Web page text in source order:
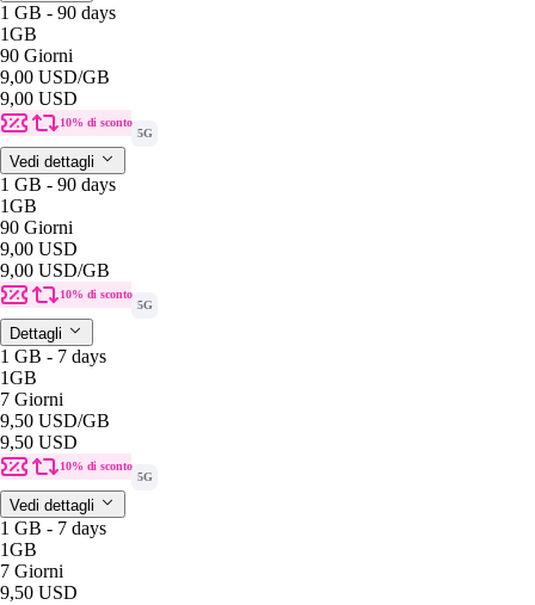
1 GB - 90 days
1GB
90 Giorni
9,00 USD/GB
9,00 USD
10% di sconto
5G
Vedi dettagli
1 GB - 90 days
1GB
90 Giorni
9,00 USD
9,00 USD/GB
10% di sconto
5G
Dettagli
1 GB - 7 days
1GB
7 Giorni
9,50 USD/GB
9,50 USD
10% di sconto
5G
Vedi dettagli
1 GB - 7 days
1GB
7 Giorni
9,50 USD